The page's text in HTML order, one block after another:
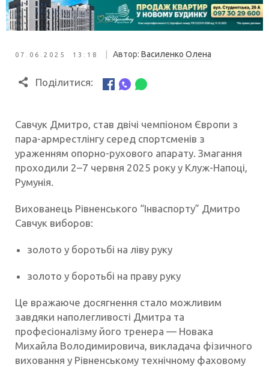
07.06.2025 13:18 Автор: Василенко Олена
Поділитися:
Савчук Дмитро, став двічі чемпіоном Європи з
пара-армрестлінгу серед спортсменів з
ураженням опорно-рухового апарату. Змагання
проходили 2–7 червня 2025 року у Клуж-Напоці,
Румунія.
Вихованець Рівненського “Інваспорту” Дмитро
Савчук виборов:
золото у боротьбі на ліву руку
золото у боротьбі на праву руку
Це вражаюче досягнення стало можливим
завдяки наполегливості Дмитра та
професіоналізму його тренера — Новака
Михайла Володимировича, викладача фізичного
виховання у Рівненському технічному фаховому